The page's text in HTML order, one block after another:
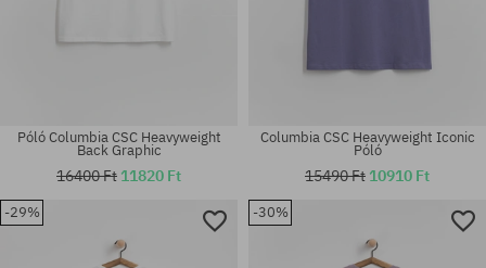
Elérhető méretek:
Elérhető méretek:
Póló Columbia CSC Heavyweight
Back Graphic
16400 Ft 11820 Ft
Columbia CSC Heavyweight Iconic
Póló
15490 Ft 10910 Ft
-29% -30%